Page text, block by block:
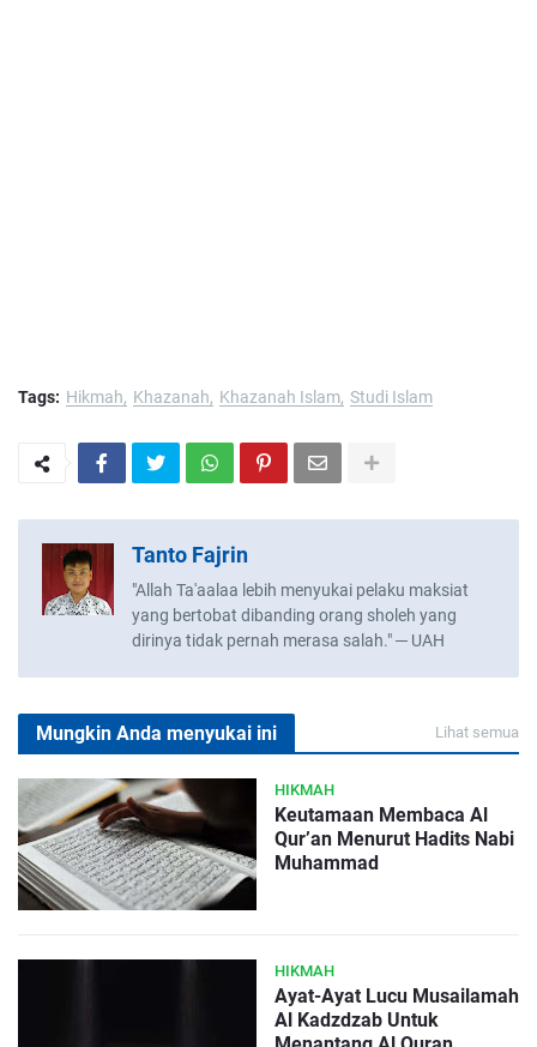
Tags: Hikmah Khazanah Khazanah Islam Studi Islam
Tanto Fajrin
"Allah Ta'aalaa lebih menyukai pelaku maksiat
yang bertobat dibanding orang sholeh yang
dirinya tidak pernah merasa salah." ─ UAH
Mungkin Anda menyukai ini Lihat semua
HIKMAH
Keutamaan Membaca Al
Qur’an Menurut Hadits Nabi
Muhammad
HIKMAH
Ayat-Ayat Lucu Musailamah
Al Kadzdzab Untuk